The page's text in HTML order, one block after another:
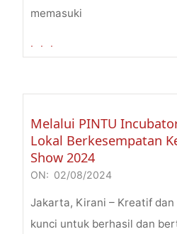
memasuki
. . .
Melalui PINTU
Lokal Berkesempatan
Show 2024
2024-
08-
02
ON: 02/08/2024
Jakarta, Kirani – Kreatif
kunci untuk berhasil dan